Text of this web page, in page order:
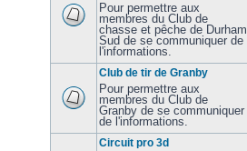
Pour permettre aux
membres du Club de
chasse et pêche de Durham
Sud de se communiquer de
l'informations.
Club de tir de Granby
Pour permettre aux
membres du Club de
Granby de se communiquer
de l'informations.
Circuit pro 3d